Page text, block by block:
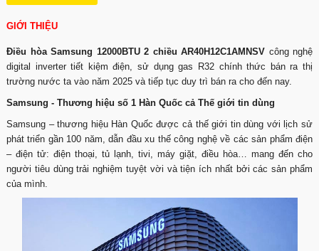
GIỚI THIỆU
Điều hòa Samsung 12000BTU 2 chiều AR40H12C1AMNSV công nghệ
digital inverter tiết kiệm điện, sử dụng gas R32 chính thức bán ra thị
trường nước ta vào năm 2025 và tiếp tục duy trì bán ra cho đến nay.
Samsung - Thương hiệu số 1 Hàn Quốc cả Thế giới tin dùng
Samsung – thương hiệu Hàn Quốc được cả thế giới tin dùng với lịch sử
phát triển gần 100 năm, dẫn đầu xu thế công nghệ về các sản phẩm điện
– điện tử: điện thoại, tủ lạnh, tivi, máy giặt, điều hòa… mang đến cho
người tiêu dùng trải nghiệm tuyệt vời và tiện ích nhất bởi các sản phẩm
của mình.